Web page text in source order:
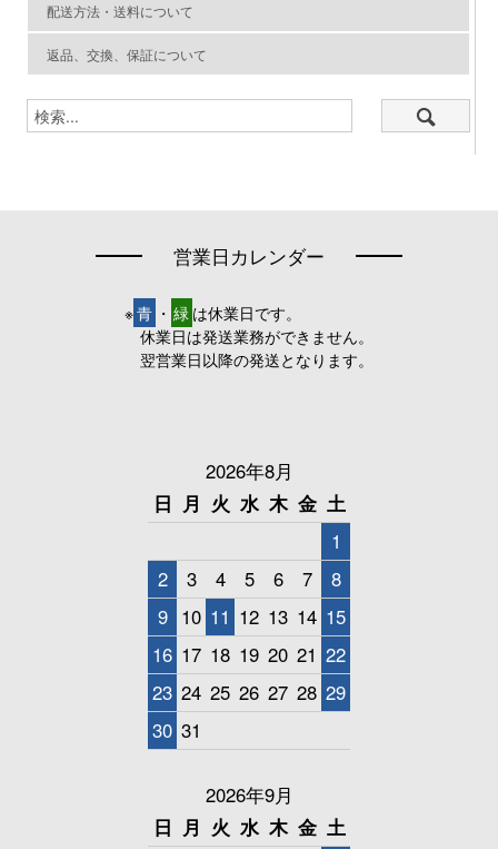
配送方法・送料について
返品、交換、保証について
営業日カレンダー
※青 ・ 緑 は休業日です。
休業日は発送業務ができません。
翌営業日以降の発送となります。
2026年8月
日 月 火 水 木 金 土
1
2
3 4 5 6 7
8
9 10 11 12 13 14 15
16 17 18 19 20 21 22
23 24 25 26 27 28 29
30 31
2026年9月
日 月 火 水 木 金 土